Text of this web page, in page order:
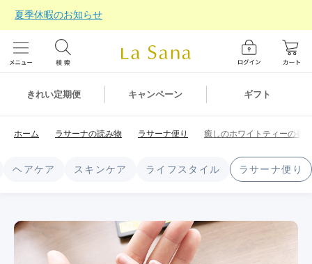
きれい定期便 キャンペーン ギフト
夏季休暇のお知らせ
ホーム ラサーナの読み物 ラサーナ便り 癒しのホワイトティーの香
ヘアケア スキンケア ライフスタイル ラサーナ便り